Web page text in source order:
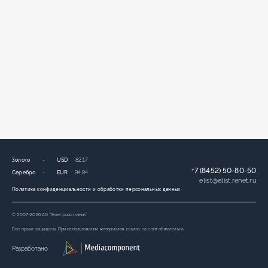
Политика конфиденциальности и обработки персональных данных.
Золото -
Серебро -
USD 82,17
EUR 94,84 +7 (8452) 50-80-50
elist@elist.renet.ru
© 2007-2026 АО “Электроисточник”
Все права защищены. При использовании материалов ссылка на сайт обязательна.
Разработано